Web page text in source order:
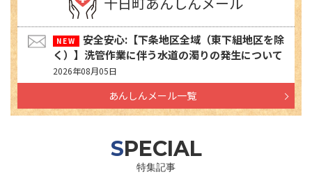
安全安心:【下条地区全域（東下組地区を除
く）】洗管作業に伴う水道の濁りの発生について
2026年08月05日
あんしんメール一覧
SPECIAL
特集記事